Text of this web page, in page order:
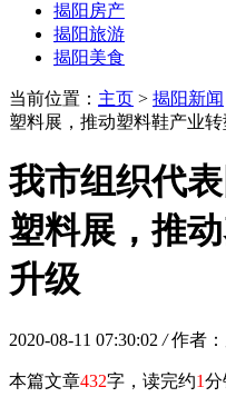
揭阳房产
揭阳旅游
揭阳美食
当前位置： 主页 > 揭阳新闻
塑料展，推动塑料鞋产业转
我市组织代
塑料展，推
升级
2020-08-11 07:30:02 / 作者
本篇文章432字，读完约1分